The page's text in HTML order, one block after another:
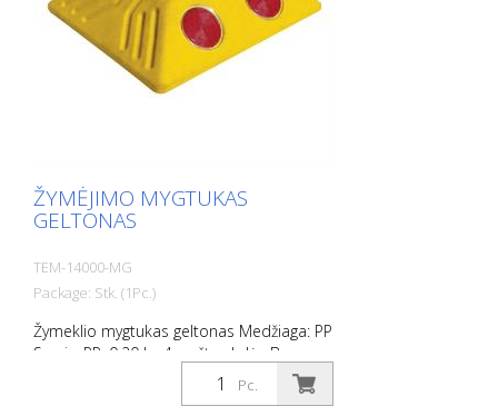
ŽYMĖJIMO MYGTUKAS
GELTONAS
TEM-14000-MG
Package: Stk. (1Pc.)
Žymeklio mygtukas geltonas Medžiaga: PP
Svoris: PP: 0,20 kg 4 varžtų skylės Be
tvirtinimo medžiagos Lengvam
automobilių stovėjimo aikštelių ar
Pc.